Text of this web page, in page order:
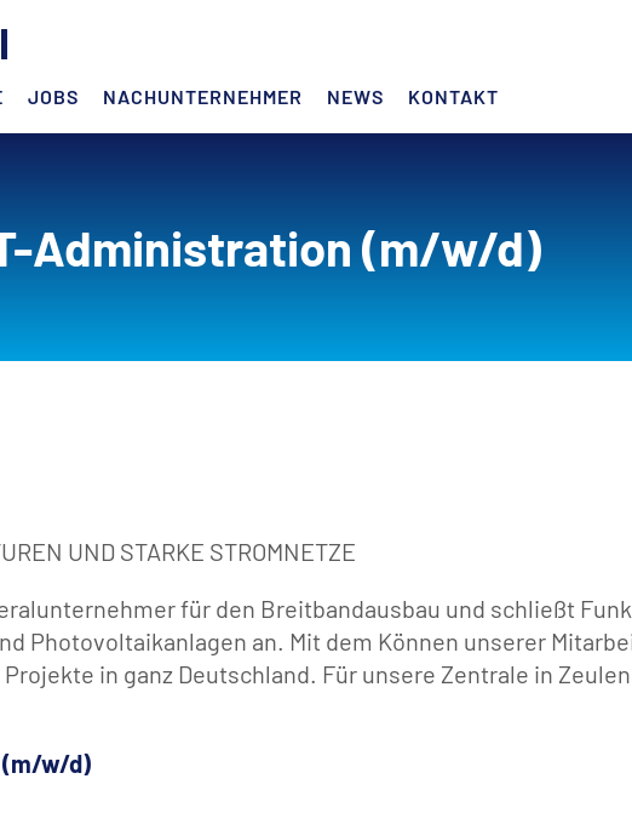
JOBS NACHUNTERNEHMER NEWS KONTAKT
Administration (m/w/d)
UND STARKE STROMNETZE
für den Breitbandausbau und schließt
Photovoltaikanlagen an. Mit dem Können unserer
in ganz Deutschland. Für unsere Zentrale in
(m/w/d)